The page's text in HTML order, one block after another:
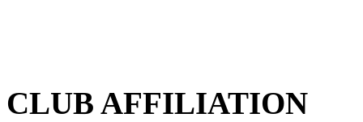
CLUB AFFILIATION